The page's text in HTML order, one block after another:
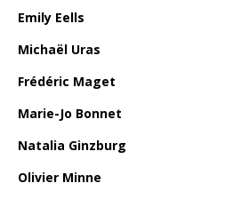
Emily Eells
Michaël Uras
Frédéric Maget
Marie-Jo Bonnet
Natalia Ginzburg
Olivier Minne